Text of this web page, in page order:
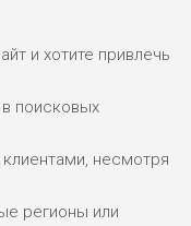
и хотите привлечь
поисковых
клиентами, несмотря
регионы или